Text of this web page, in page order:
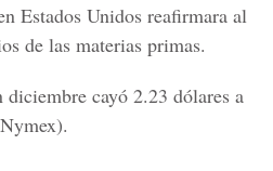
Estados Unidos reafirmara al
de las materias primas.
cayó 2.23 dólares a